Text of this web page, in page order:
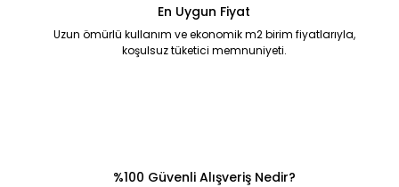
En Uygun Fiyat
Uzun ömürlü kullanım ve ekonomik m2 birim fiyatlarıyla,
koşulsuz tüketici memnuniyeti.
%100 Güvenli Alışveriş Nedir?